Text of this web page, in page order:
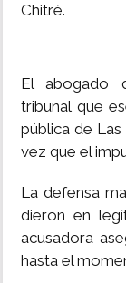
Chitré.
El abogado
tribunal que
pública de
vez que el
La defensa
dieron en
acusadora
hasta el